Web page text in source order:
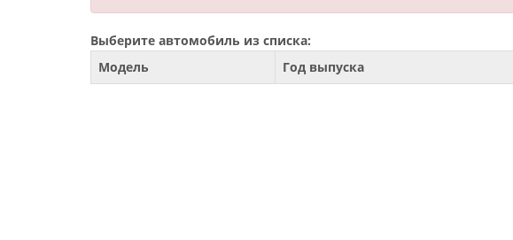
Выберите автомобиль из списка:
Модель
Год выпуска